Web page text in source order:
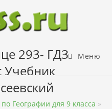
Меню
293- ГДЗ
Учебник
Географии для 9 класса »